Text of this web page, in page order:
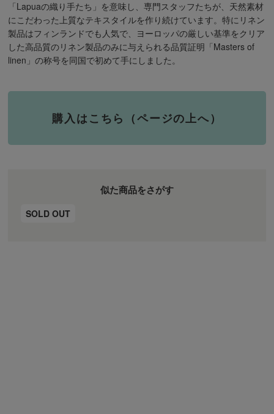
「Lapuaの織り手たち」を意味し、専門スタッフたちが、天然素材
にこだわった上質なテキスタイルを作り続けています。特にリネン
製品はフィンランドでも人気で、ヨーロッパの厳しい基準をクリア
した高品質のリネン製品のみに与えられる品質証明「Masters of
linen」の称号を同国で初めて手にしました。
購入はこちら（ページの上へ）
似た商品をさがす
SOLD OUT